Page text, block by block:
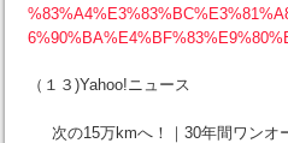
（１３)Yahoo!ニュース
次の15万kmへ！｜30年間ワンオ